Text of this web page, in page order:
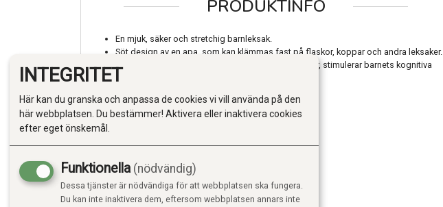
PRODUKTINFO
En mjuk, säker och stretchig barnleksak.
Söt design av en apa, som kan klämmas fast på flaskor, koppar och andra leksaker.
Utvecklar bra motorik och koordinationsegenskaper, stimulerar barnets kognitiva
Tål diskmaskin, mikrovågsugn och frys.
Sterilisera produkten före användning.
Diskmaskin eller tvätta med milt diskmedel.
Kan kokas i varmt vatten för sterilisering.
INTEGRITET
Här kan du granska och anpassa de cookies vi vill använda på den
här webbplatsen. Du bestämmer! Aktivera eller inaktivera cookies
efter eget önskemål.
Funktionella (nödvändig)
Dessa tjänster är nödvändiga för att webbplatsen ska fungera.
Du kan inte inaktivera dem, eftersom webbplatsen annars inte